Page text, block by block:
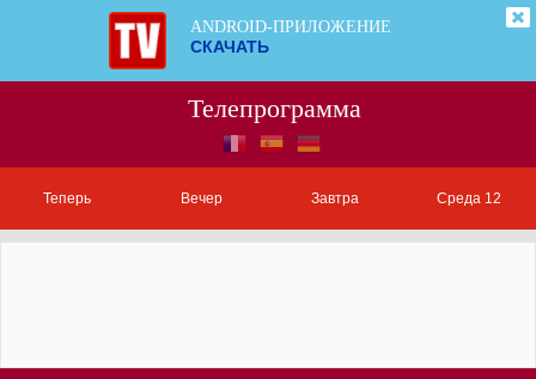
ANDROID-ПРИЛОЖЕНИЕ
СКАЧАТЬ
Телепрограмма
Теперь Вечер Завтра Среда 12